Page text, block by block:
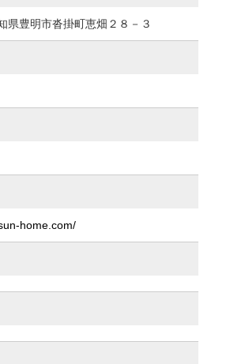
豊明市沓掛町恵畑２８－３
home.com/